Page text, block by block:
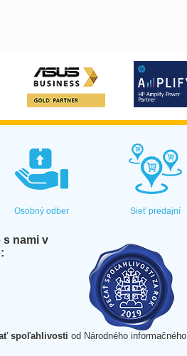
Osobný odber Sieť predajní
s nami v
spoľahlivosti od Národného informačného